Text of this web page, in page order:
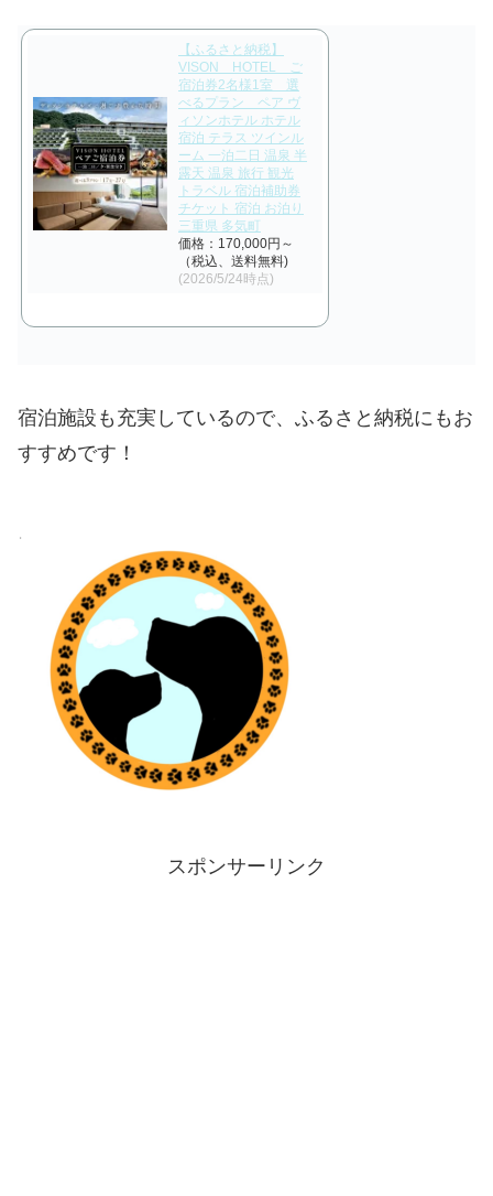
【ふるさと納税】
VISON HOTEL ご
宿泊券2名様1室 選
べるプラン ペア ヴ
ィソンホテル ホテル
宿泊 テラス ツインル
ーム 一泊二日 温泉 半
露天 温泉 旅行 観光
トラベル 宿泊補助券
チケット 宿泊 お泊り
三重県 多気町
価格：170,000円～
（税込、送料無料)
(2026/5/24時点)
宿泊施設も充実しているので、ふるさと納税にもお
すすめです！
スポンサーリンク